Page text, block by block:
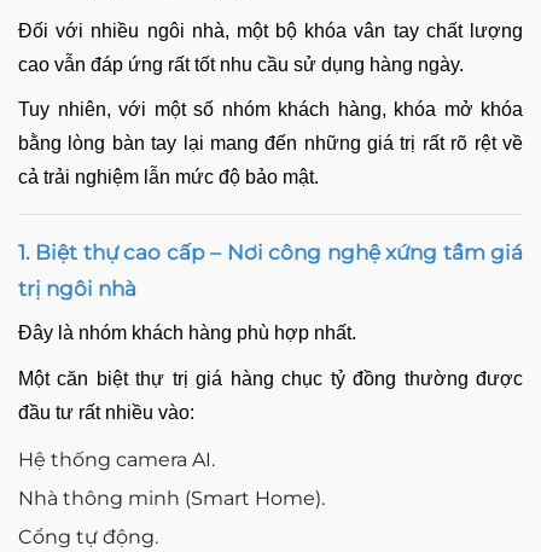
Đối với nhiều ngôi nhà, một bộ khóa vân tay chất lượng
cao vẫn đáp ứng rất tốt nhu cầu sử dụng hàng ngày.
Tuy nhiên, với một số nhóm khách hàng, khóa mở khóa
bằng lòng bàn tay lại mang đến những giá trị rất rõ rệt về
cả trải nghiệm lẫn mức độ bảo mật.
1. Biệt thự cao cấp – Nơi công nghệ xứng tầm giá
trị ngôi nhà
Đây là nhóm khách hàng phù hợp nhất.
Một căn biệt thự trị giá hàng chục tỷ đồng thường được
đầu tư rất nhiều vào:
Hệ thống camera AI.
Nhà thông minh (Smart Home).
Cổng tự động.